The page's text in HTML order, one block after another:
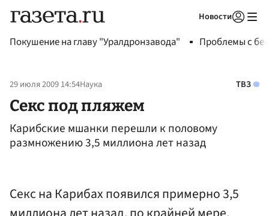
Новости
Покушение на главу "Уралдронзавода" Проблемы с
29 июля 2009 14:54Наука ТВЗ
Секс под пляжем
Карибские мшанки перешли к половому
размножению 3,5 миллиона лет назад
Секс на Карибах появился примерно 3,5